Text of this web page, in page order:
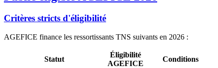
Critères stricts d'éligibilité
AGEFICE finance les ressortissants TNS suivants en 2026 :
Statut
Éligibilité
AGEFICE
Conditions